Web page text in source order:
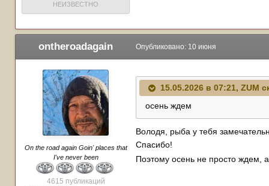
НЕИЗВЕСТНО
ontheroadagain
On the road again Goin' places that
I've never been
4615 публикаций
Опубликовано: 10 июня
15.05.2026 в 07:21, ZUM
осень ждем
Володя, рыба у тебя
Спасибо!
Поэтому осень не просто ждем,